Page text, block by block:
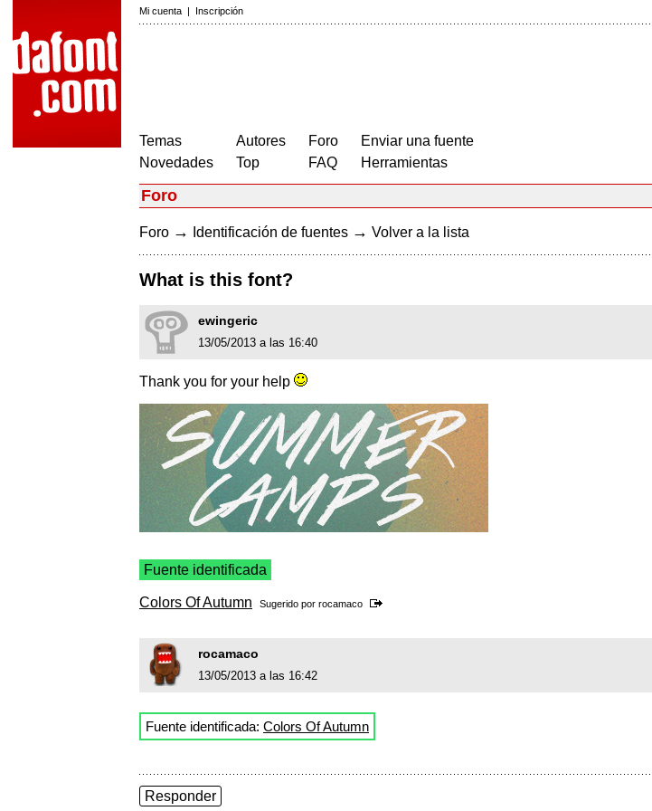
Mi cuenta | Inscripción
Temas
Novedades
Autores
Top
Foro
FAQ
Enviar una fuente
Herramientas
Foro
Foro → Identificación de fuentes → Volver a la lista
What is this font?
ewingeric
13/05/2013 a las 16:40
Thank you for your help
Fuente identificada
Colors Of Autumn Sugerido por rocamaco
rocamaco
13/05/2013 a las 16:42
Fuente identificada: Colors Of Autumn
Responder